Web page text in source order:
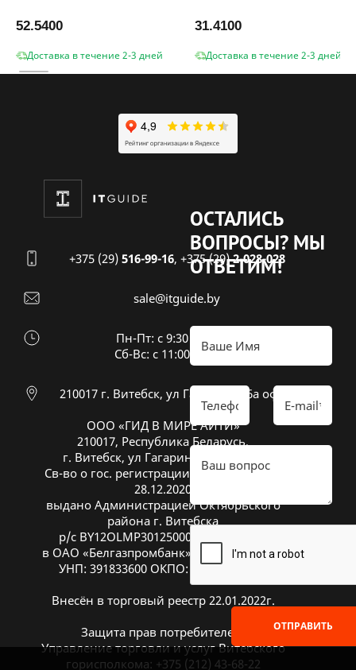
52.5400
Доставка в течение 2-3 дней
31.4100
Доставка в течение 2-3 дней
+375 (29) 516-99-16, +375 (29)2-028-028
sale@itguide.by
Пн-Пт: с 9:30 до 18:30
Cб-Вс: с 11:00 до 16:00
210017 г. Витебск, ул Гагарина 26а оф 20
ООО «ГИД В МИРЕ АЙТИ»
210017, Республика Беларусь,
г. Витебск, ул Гагарина 26А, оф. 20
Св-во о гос. регистрации № 391833600 от
28.12.2020
выдано Администрацией Октябрьского
района г. Витебска
р/с BY12OLMP30125000269700000933
в ОАО «Белгазпромбанк», код OLMPBY2X
УНП: 391833600 ОКПО: 504669272000
Внесён в торговый реестр 22.01.2022г.
Защита прав потребителей:
Управление торговли и услуг Витебского
горисполкома: +375 (212) 43-68-22
ОСТАЛИСЬ
ВОПРОСЫ? МЫ
ОТВЕТИМ!
ОТПРАВИТЬ